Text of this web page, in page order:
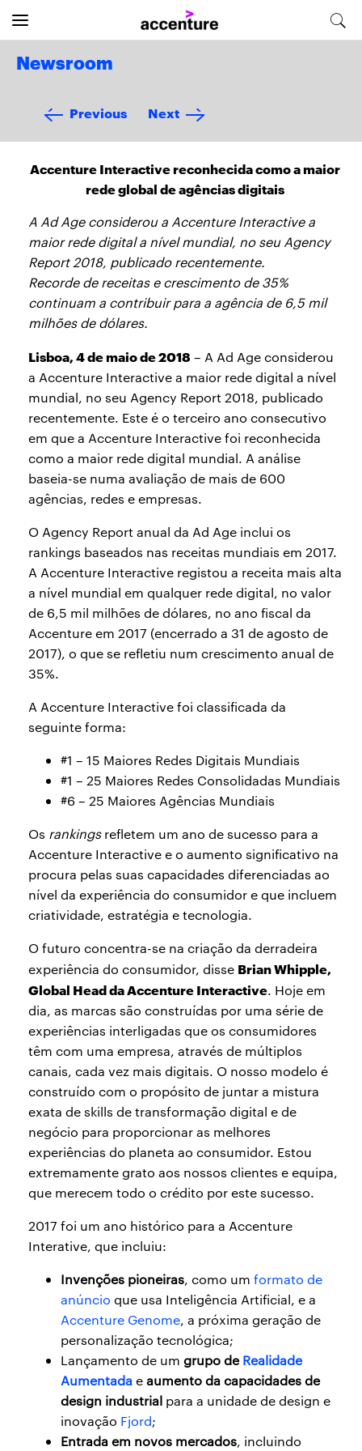
Newsroom
Previous Next
Accenture Interactive reconhecida como a maior
rede global de agências digitais
A Ad Age considerou a Accenture Interactive a
maior rede digital a nível mundial, no seu Agency
Report 2018, publicado recentemente.
Recorde de receitas e crescimento de 35%
continuam a contribuir para a agência de 6,5 mil
milhões de dólares.
Lisboa, 4 de maio de 2018 – A Ad Age considerou
a Accenture Interactive a maior rede digital a nível
mundial, no seu Agency Report 2018, publicado
recentemente. Este é o terceiro ano consecutivo
em que a Accenture Interactive foi reconhecida
como a maior rede digital mundial. A análise
baseia-se numa avaliação de mais de 600
agências, redes e empresas.
O Agency Report anual da Ad Age inclui os
rankings baseados nas receitas mundiais em 2017.
A Accenture Interactive registou a receita mais alta
a nível mundial em qualquer rede digital, no valor
de 6,5 mil milhões de dólares, no ano fiscal da
Accenture em 2017 (encerrado a 31 de agosto de
2017), o que se refletiu num crescimento anual de
35%.
A Accenture Interactive foi classificada da
seguinte forma:
#1 – 15 Maiores Redes Digitais Mundiais
#1 – 25 Maiores Redes Consolidadas Mundiais
#6 – 25 Maiores Agências Mundiais
Os rankingsrefletem um ano de sucesso para a
Accenture Interactive e o aumento significativo na
procura pelas suas capacidades diferenciadas ao
nível da experiência do consumidor e que incluem
criatividade, estratégia e tecnologia.
O futuro concentra-se na criação da derradeira
experiência do consumidor, disse Brian Whipple,
Global Head da Accenture Interactive. Hoje em
dia, as marcas são construídas por uma série de
experiências interligadas que os consumidores
têm com uma empresa, através de múltiplos
canais, cada vez mais digitais. O nosso modelo é
construído com o propósito de juntar a mistura
exata de skills de transformação digital e de
negócio para proporcionar as melhores
experiências do planeta ao consumidor. Estou
extremamente grato aos nossos clientes e equipa,
que merecem todo o crédito por este sucesso.
2017 foi um ano histórico para a Accenture
Interative, que incluiu:
Invenções pioneiras, como um formato de
anúncio que usa Inteligência Artificial, e a
Accenture Genome, a próxima geração de
personalização tecnológica;
Lançamento de um grupo de Realidade
Aumentadaeaumento da capacidades de
design industrial para a unidade de design e
inovação Fjord;
Entrada em novos mercados, incluindo